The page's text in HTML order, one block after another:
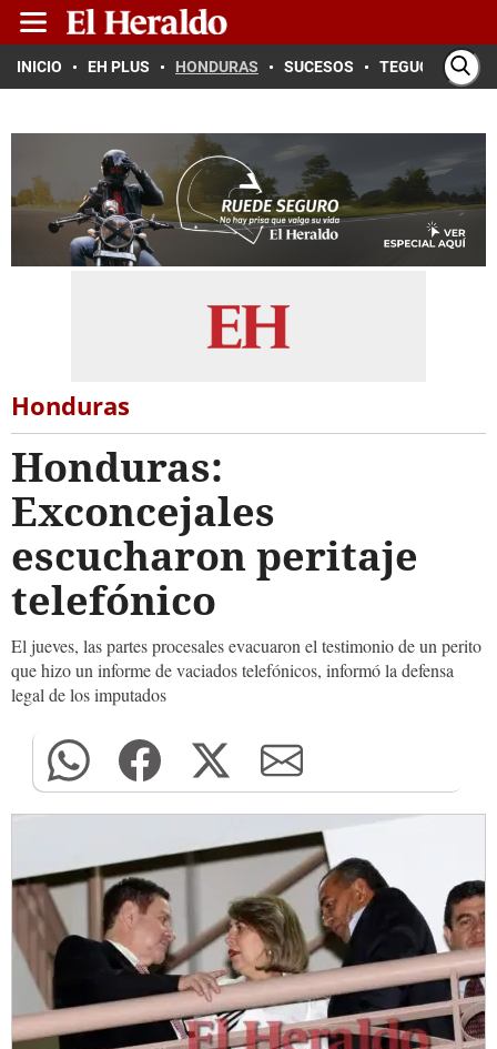
INICIO EH PLUS HONDURAS SUCESOS TEGUCIGALPA
Honduras
Honduras:
Exconcejales
escucharon peritaje
telefónico
El jueves, las partes procesales evacuaron el testimonio de un perito
que hizo un informe de vaciados telefónicos, informó la defensa
legal de los imputados